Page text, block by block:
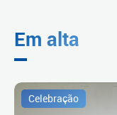
Em alta
Celebração